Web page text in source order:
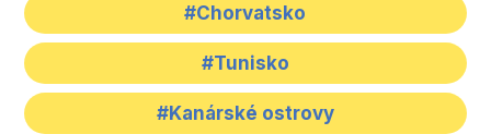
#Chorvatsko
#Tunisko
#Kanárské ostrovy